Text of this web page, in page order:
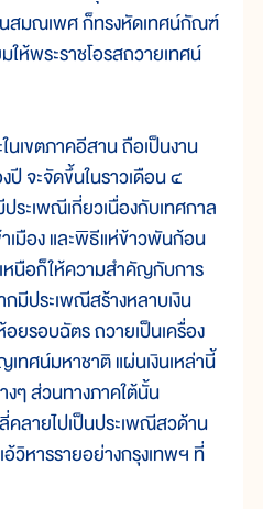
นสมณเพศ ก็ทรงหัดเทศน์กัณฑ์
ห้พระราชโอรสถวายเทศน์
ขตภาคอีสาน ถือเป็นงาน
จะจัดขึ้นในราวเดือน ๔
ระเพณีเกี่ยวเนื่องกับเทศกาล
เมือง และพิธีแห่ข้าวพันก้อน
หนือก็ให้ความสำคัญกับการ
มีประเพณีสร้างหลาบเงิน
ยรอบฉัตร ถวายเป็นเครื่อง
ทศน์มหาชาติ แผ่นเงินเหล่านี้
ๆ ส่วนทางภาคใต้นั้น
คลายไปเป็นประเพณีสวด้าน
วิหารรายอย่างกรุงเทพฯ ที่